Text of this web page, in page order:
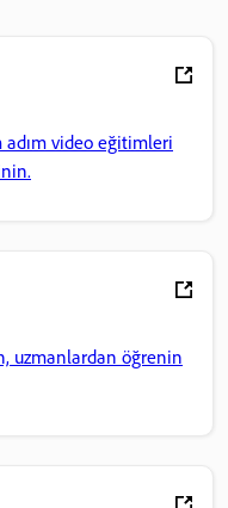
adım video eğitimleri
uzmanlardan öğrenin